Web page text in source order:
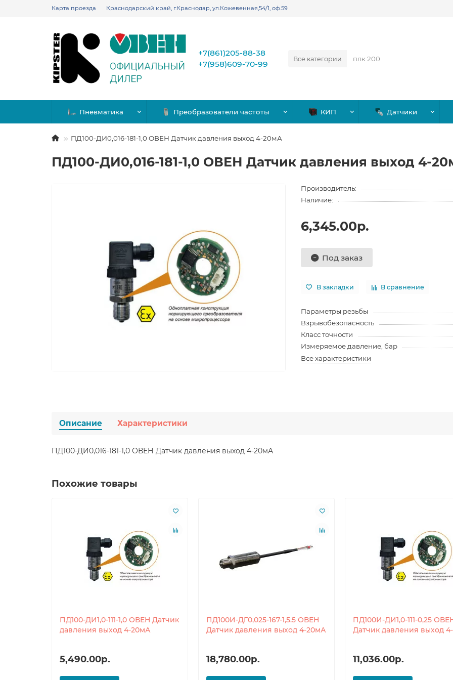
Карта проезда Краснодарский край, г.Краснодар, ул.Кожевенная,54/1, оф.59
Все категории
+7(861)205-88-38
+7(958)609-70-99
Пневматика Преобразователи частоты КИП Датчики
ПД100-ДИ0,016-181-1,0 ОВЕН Датчик давления выход 4-20мА
ПД100-ДИ0,016-181-1,0 ОВЕН Датчик давления выход 4-
Производитель:
Наличие:
6,345.00р.
Под заказ
В закладки В сравнение
Параметры резьбы
Взрывобезопасность
Класс точности
Измеряемое давление, бар
Все характеристики
Описание Характеристики
ПД100-ДИ0,016-181-1,0 ОВЕН Датчик давления выход 4-20мА
Похожие товары
ПД100-ДИ1,0-111-1,0 ОВЕН Датчик
давления выход 4-20мА
5,490.00р.
ПД100И-ДГ0,025-167-1,5.5 ОВЕН
Датчик давления выход 4-20мА
18,780.00р.
ПД100И-ДИ1,0-111-0,25
Датчик давления выход
11,036.00р.